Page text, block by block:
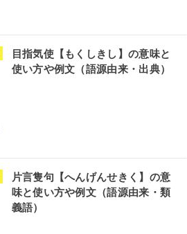
目指気使【もくしきし】の意味と
使い方や例文（語源由来・出典）
片言隻句【へんげんせきく】の意
味と使い方や例文（語源由来・類
義語）